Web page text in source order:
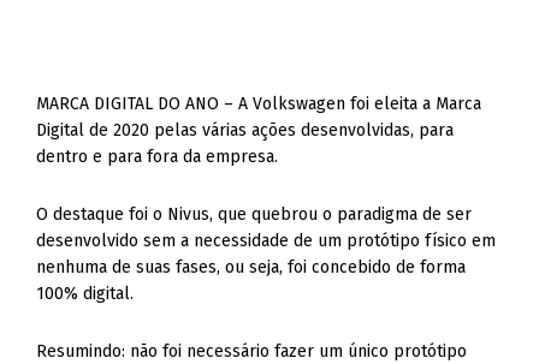
MARCA DIGITAL DO ANO – A Volkswagen foi eleita a Marca
Digital de 2020 pelas várias ações desenvolvidas, para
dentro e para fora da empresa.
O destaque foi o Nivus, que quebrou o paradigma de ser
desenvolvido sem a necessidade de um protótipo físico em
nenhuma de suas fases, ou seja, foi concebido de forma
100% digital.
Resumindo: não foi necessário fazer um único protótipo